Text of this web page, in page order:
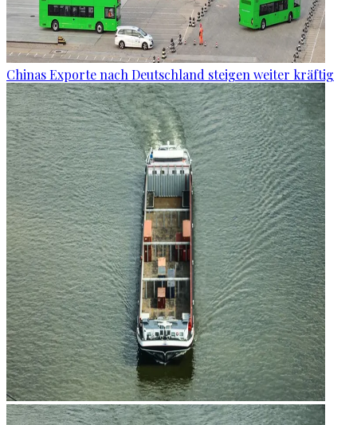
Chinas Exporte nach Deutschland steigen weiter kräftig